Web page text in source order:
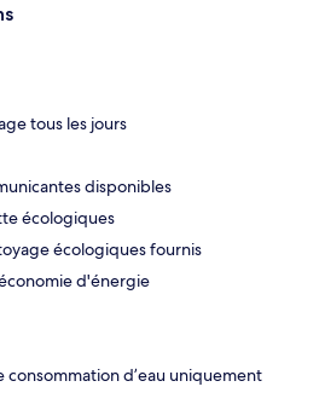
tous les jours
disponibles
écologiques
écologiques fournis
d'énergie
consommation d’eau uniquement